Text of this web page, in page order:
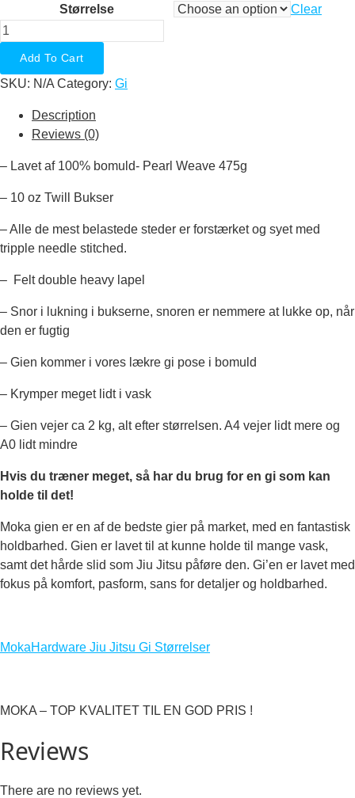
Størrelse
Clear
BJJ
Gi
Moka
quantity
Add To Cart
SKU: N/A Category: Gi
Description
Reviews (0)
– Lavet af 100% bomuld- Pearl Weave 475g
– 10 oz Twill Bukser
– Alle de mest belastede steder er forstærket og syet med
tripple needle stitched.
– Felt double heavy lapel
– Snor i lukning i bukserne, snoren er nemmere at lukke op, når
den er fugtig
– Gien kommer i vores lækre gi pose i bomuld
– Krymper meget lidt i vask
– Gien vejer ca 2 kg, alt efter størrelsen. A4 vejer lidt mere og
A0 lidt mindre
Hvis du træner meget, så har du brug for en gi som kan
holde til det!
Moka gien er en af de bedste gier på market, med en fantastisk
holdbarhed. Gien er lavet til at kunne holde til mange vask,
samt det hårde slid som Jiu Jitsu påføre den. Gi’en er lavet med
fokus på komfort, pasform, sans for detaljer og holdbarhed.
MokaHardware Jiu Jitsu Gi Størrelser
MOKA – TOP KVALITET TIL EN GOD PRIS !
Reviews
There are no reviews yet.